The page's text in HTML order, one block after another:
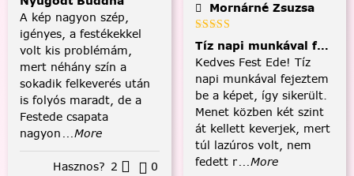
A kép nagyon szép,
igényes, a festékekkel
volt kis problémám,
mert néhány szín a
sokadik felkeverés után
is folyós maradt, de a
Festede csapata
nagyon ...More
Hasznos? 2 0
Mornárné Zsuzsa
Tíz napi munkával
Kedves Fest Ede! Tíz
napi munkával fejeztem
be a képet, így sikerült.
Menet közben két szint
át kellett keverjek, mert
túl lazúros volt, nem
fedett r...More